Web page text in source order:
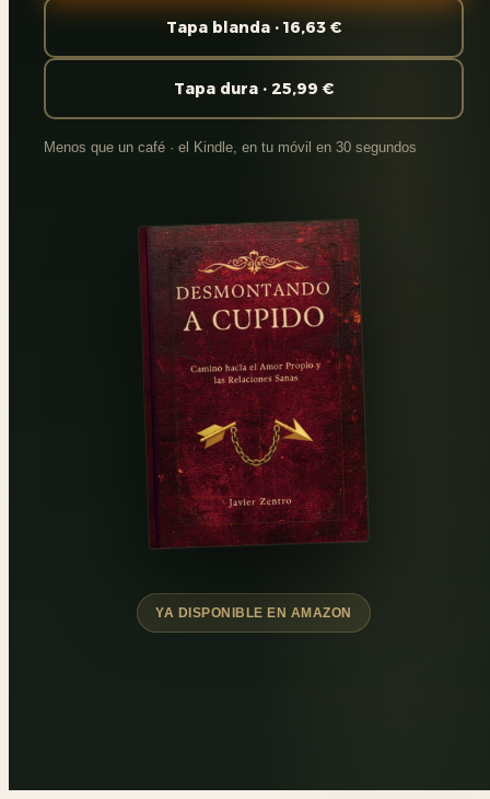
Tapa blanda · 16,63 €
Tapa dura · 25,99 €
Menos que un café · el Kindle, en tu móvil en 30 segundos
YA DISPONIBLE EN AMAZON